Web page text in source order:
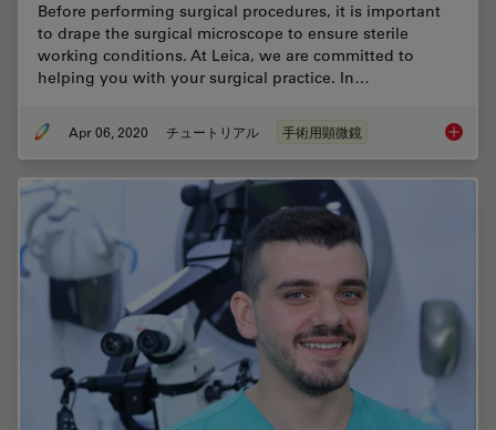
Before performing surgical procedures, it is important
to drape the surgical microscope to ensure sterile
working conditions. At Leica, we are committed to
helping you with your surgical practice. In…
Apr 06, 2020 チュートリアル 手術用顕微鏡 How to